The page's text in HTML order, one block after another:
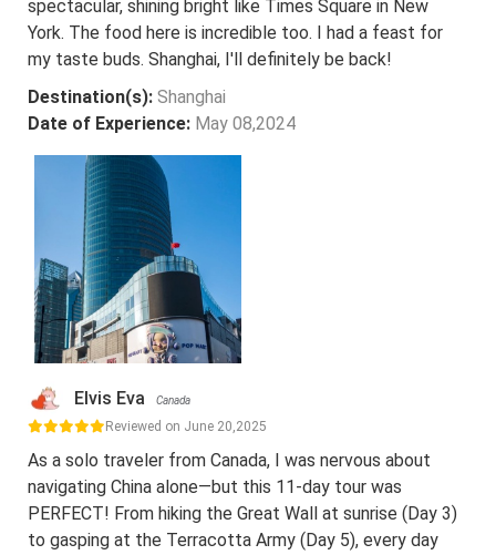
spectacular, shining bright like Times Square in New
York. The food here is incredible too. I had a feast for
my taste buds. Shanghai, I'll definitely be back!
Destination(s): Shanghai
Date of Experience: May 08,2024
Elvis Eva Canada
Reviewed on June 20,2025
As a solo traveler from Canada, I was nervous about
navigating China alone—but this 11-day tour was
PERFECT! From hiking the Great Wall at sunrise (Day 3)
to gasping at the Terracotta Army (Day 5), every day